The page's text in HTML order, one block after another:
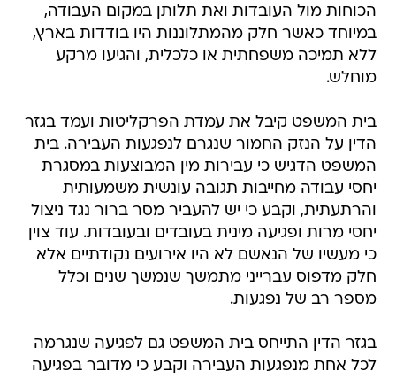
הכוחות מול העובדות ואת תלותן במקום העבודה,
במיוחד כאשר חלק מהמתלוננות היו בודדות בארץ,
ללא תמיכה משפחתית או כלכלית, והגיעו מרקע
מוחלש.
בית המשפט קיבל את עמדת הפרקליטות ועמד בגזר
הדין על הנזק החמור שנגרם לנפגעות העבירה. בית
המשפט הדגיש כי עבירות מין המבוצעות במסגרת
יחסי עבודה מחייבות תגובה עונשית משמעותית
והרתעתית, וקבע כי יש להעביר מסר ברור נגד ניצול
יחסי מרות ופגיעה מינית בעובדים ובעובדות. עוד צוין
כי מעשיו של הנאשם לא היו אירועים נקודתיים אלא
חלק מדפוס עברייני מתמשך שנמשך שנים וכלל
מספר רב של נפגעות.
בגזר הדין התייחס בית המשפט גם לפגיעה שנגרמה
לכל אחת מנפגעות העבירה וקבע כי מדובר בפגיעה